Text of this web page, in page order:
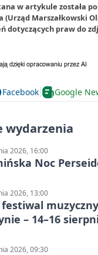
w artykule została
(Urząd Marszałkowski
dotyczących praw do
Facebook Google
wydarzenia
2026, 16:00
Noc
2026, 13:00
– 14–16
2026, 09:30